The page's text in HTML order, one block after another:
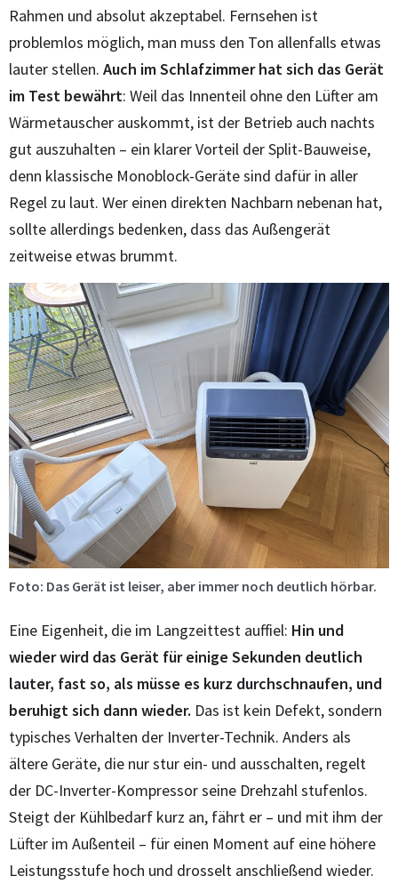
Rahmen und absolut akzeptabel. Fernsehen ist
problemlos möglich, man muss den Ton allenfalls etwas
lauter stellen. Auch im Schlafzimmer hat sich das Gerät
im Test bewährt: Weil das Innenteil ohne den Lüfter am
Wärmetauscher auskommt, ist der Betrieb auch nachts
gut auszuhalten – ein klarer Vorteil der Split-Bauweise,
denn klassische Monoblock-Geräte sind dafür in aller
Regel zu laut. Wer einen direkten Nachbarn nebenan hat,
sollte allerdings bedenken, dass das Außengerät
zeitweise etwas brummt.
Foto: Das Gerät ist leiser, aber immer noch deutlich hörbar.
Eine Eigenheit, die im Langzeittest auffiel: Hin und
wieder wird das Gerät für einige Sekunden deutlich
lauter, fast so, als müsse es kurz durchschnaufen, und
beruhigt sich dann wieder. Das ist kein Defekt, sondern
typisches Verhalten der Inverter-Technik. Anders als
ältere Geräte, die nur stur ein- und ausschalten, regelt
der DC-Inverter-Kompressor seine Drehzahl stufenlos.
Steigt der Kühlbedarf kurz an, fährt er – und mit ihm der
Lüfter im Außenteil – für einen Moment auf eine höhere
Leistungsstufe hoch und drosselt anschließend wieder.